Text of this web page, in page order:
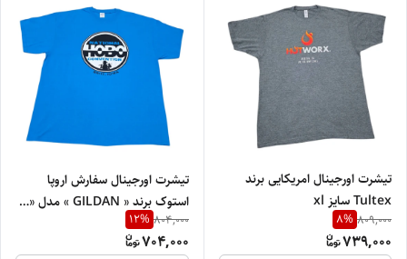
تیشرت اورجینال امریکایی برند
Tultex سایز xl
809,000
8%
739,000
تیشرت اورجینال سفارش اروپا
استوک برند « GILDAN » مدل «…
۶۳ » | جنس پنبه‌ای کتان درجه‌یک
804,000
12%
704,000